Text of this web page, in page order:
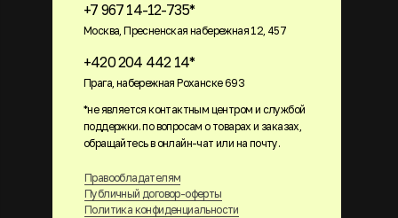
+7 967 14-12-735*
Москва, Пресненская набережная 12, 457
+420 204 442 14*
Прага, набережная Роханске 693
Правообладателям
Публичный договор-оферты
Политика конфиденциальности
*не является контактным центром и службой
поддержки. по вопросам о товарах и заказах,
обращайтесь в онлайн-чат или на почту.